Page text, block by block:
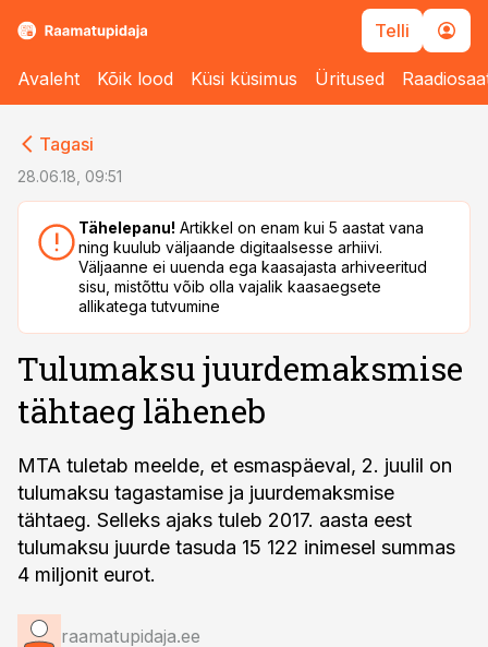
Telli
Avaleht Kõik lood Küsi küsimus Üritused
Tagasi
28.06.18, 09:51
Tähelepanu! Artikkel on enam kui 5 aastat vana
ning kuulub väljaande digitaalsesse arhiivi.
Väljaanne ei uuenda ega kaasajasta arhiveeritud
sisu, mistõttu võib olla vajalik kaasaegsete
allikatega tutvumine
Tulumaksu juurdemaksmise
tähtaeg läheneb
MTA tuletab meelde, et esmaspäeval, 2. juulil on
tulumaksu tagastamise ja juurdemaksmise
tähtaeg. Selleks ajaks tuleb 2017. aasta eest
tulumaksu juurde tasuda 15 122 inimesel summas
4 miljonit eurot.
raamatupidaja.ee